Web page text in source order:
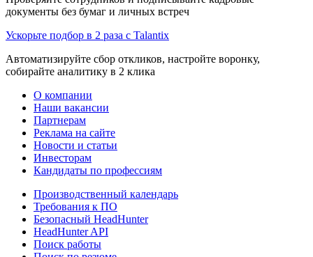
документы без бумаг и личных встреч
Ускорьте подбор в 2 раза с Talantix
Автоматизируйте сбор откликов, настройте воронку,
собирайте аналитику в 2 клика
О компании
Наши вакансии
Партнерам
Реклама на сайте
Новости и статьи
Инвесторам
Кандидаты по профессиям
Производственный календарь
Требования к ПО
Безопасный HeadHunter
HeadHunter API
Поиск работы